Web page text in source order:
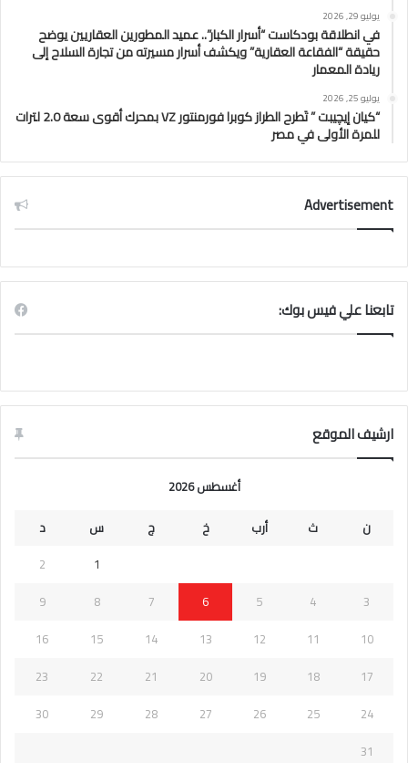
يوليو 29, 2026
في انطلاقة بودكاست “أسرار الكبار”.. عميد المطورين العقاريين يوضح
حقيقة “الفقاعة العقارية” ويكشف أسرار مسيرته من تجارة السلاح إلى
ريادة المعمار
يوليو 25, 2026
“كيان إيچيبت ” تَطرح الطراز كوبرا فورمنتور VZ بمحرك أقوى سعة 2.0 لترات
للمرة الأولى في مصر
Advertisement
تابعنا علي فيس بوك:
ارشيف الموقع
أغسطس 2026
ن
ث أرب خ ج س
د
1
2
3
4
5
6
7
8
9
10
11
12
13
14
15
16
17
18
19
20
21
22
23
24
25
26
27
28
29
30
31